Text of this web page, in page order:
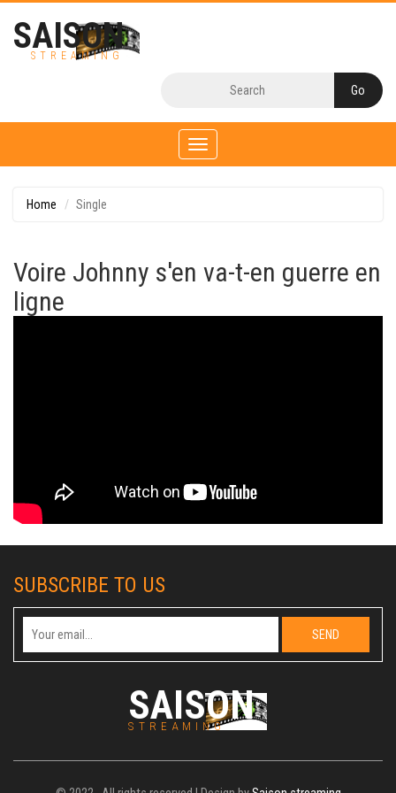
SAISON
STREAMING
Toggle
navigation
Home Single
Voire Johnny s'en va-t-en guerre en
ligne
SUBSCRIBE TO US
SAISON
STREAMING